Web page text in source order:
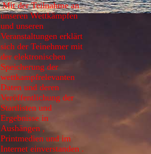
Mit der Teilnahme an
unseren Wettkämpfen
und unseren
Veranstaltungen erklärt
sich der Teinehmer mit
der elektronischen
Speicherung der
wettkampfrelevanten
Daten und deren
Veröffentlichung der
Startlisten und
Ergebnisse in
Aushängen ,
Printmedien und im
Internet einverstanden .